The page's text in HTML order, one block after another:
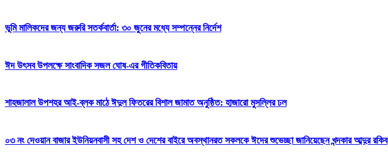
ভূমি মালিকদের জন্য জরুরি সতর্কবার্তা: ৩০ জুনের মধ্যে সম্পন্নের নির্দেশ
ঈদ উৎসব উপলক্ষে সাংবাদিক সজল ঘোষ-এর গীতিকবিতায়
শাহজালাল উপশহর আই-ব্লক মাঠে ঈদুল ফিতরের বিশাল জামাত অনুষ্ঠিত: হাজারো মুসল্লির ঢল
০৩ নং দেওয়ান বাজার ইউনিয়নবাসী সহ দেশ ও দেশের বাইরে অবস্থানরত সকলকে ঈদের শুভেচ্ছা জানিয়েছেন খন্দকার আব্দুর রকিব